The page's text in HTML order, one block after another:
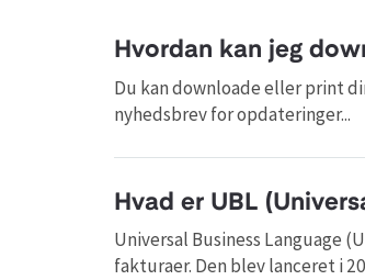
Hvordan kan jeg
Du kan downloade eller print
nyhedsbrev for opdateringer...
Hvad er UBL
Universal Business Language
fakturaer. Den blev lanceret i